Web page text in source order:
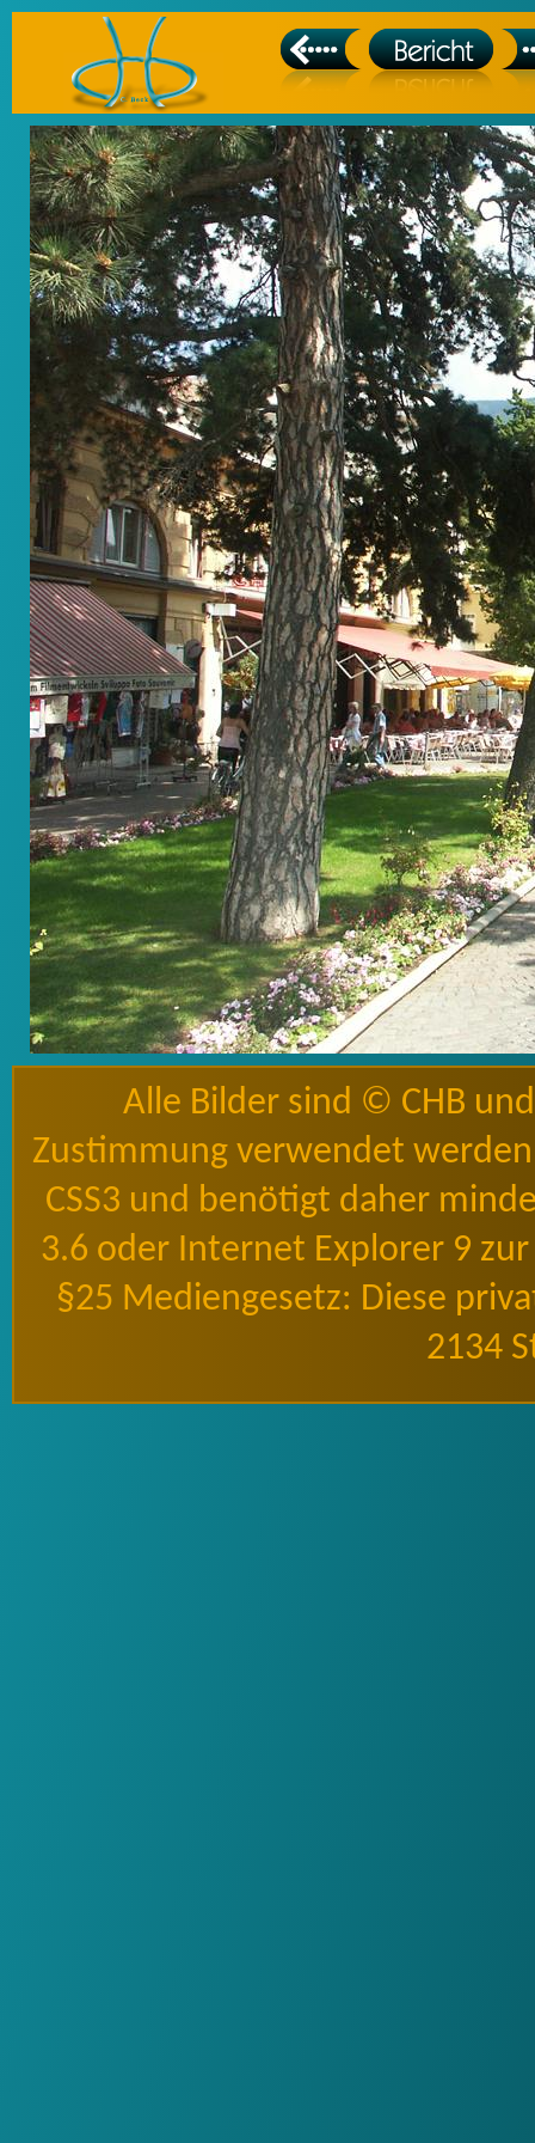
Alle Bilder sind © CHB
Zustimmung verwendet
CSS3 und benötigt daher
3.6 oder Internet Explorer 9
§25 Mediengesetz: Diese
2134